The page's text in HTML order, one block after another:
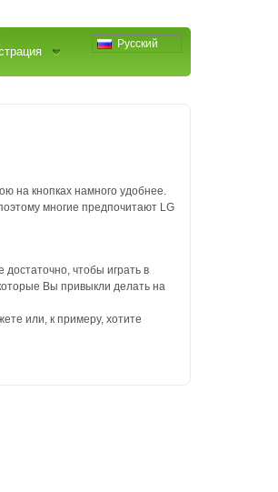
Русский
на кнопках намного удобнее.
многие предпочитают LG
чтобы играть в
Вы привыкли делать на
или, к примеру, хотите